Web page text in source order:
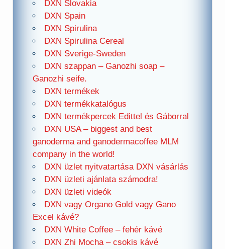
DXN Slovakia
DXN Spain
DXN Spirulina
DXN Spirulina Cereal
DXN Sverige-Sweden
DXN szappan – Ganozhi soap –
Ganozhi seife.
DXN termékek
DXN termékkatalógus
DXN termékpercek Edittel és Gáborral
DXN USA – biggest and best
ganoderma and ganodermacoffee MLM
company in the world!
DXN üzlet nyitvatartása DXN vásárlás
DXN üzleti ajánlata számodra!
DXN üzleti videók
DXN vagy Organo Gold vagy Gano
Excel kávé?
DXN White Coffee – fehér kávé
DXN Zhi Mocha – csokis kávé